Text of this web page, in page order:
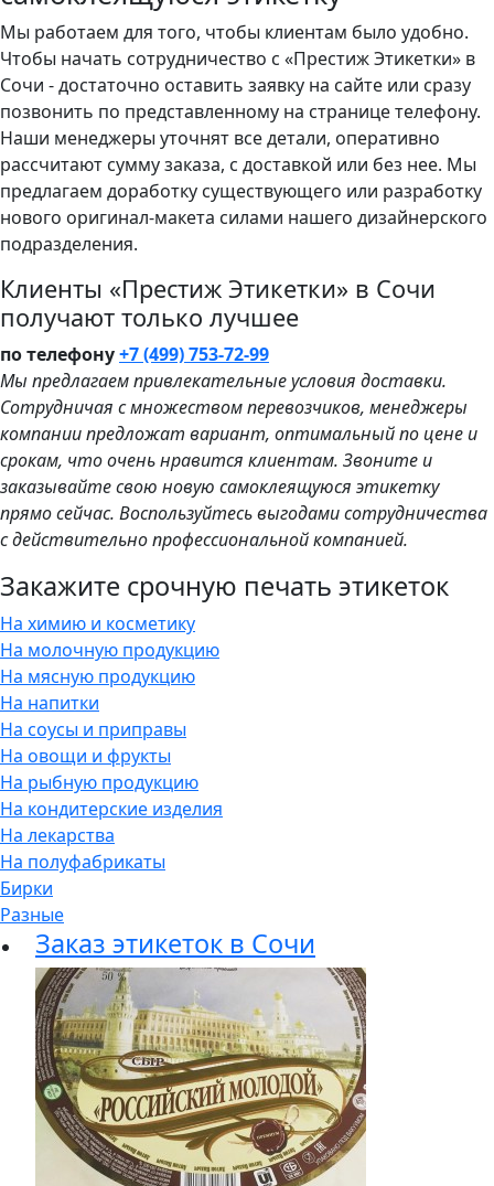
Мы работаем для того, чтобы клиентам было удобно.
Чтобы начать сотрудничество с «Престиж Этикетки» в
Сочи - достаточно оставить заявку на сайте или сразу
позвонить по представленному на странице телефону.
Наши менеджеры уточнят все детали, оперативно
рассчитают сумму заказа, с доставкой или без нее. Мы
предлагаем доработку существующего или разработку
нового оригинал-макета силами нашего дизайнерского
подразделения.
Клиенты «Престиж Этикетки» в Сочи
получают только лучшее
по телефону+7 (499) 753-72-99
Мы предлагаем привлекательные условия доставки.
Сотрудничая с множеством перевозчиков, менеджеры
компании предложат вариант, оптимальный по цене и
срокам, что очень нравится клиентам. Звоните и
заказывайте свою новую самоклеящуюся этикетку
прямо сейчас. Воспользуйтесь выгодами сотрудничества
с действительно профессиональной компанией.
Закажите срочную печать этикеток
На химию и косметику
На молочную продукцию
На мясную продукцию
На напитки
На соусы и приправы
На овощи и фрукты
На рыбную продукцию
На кондитерские изделия
На лекарства
На полуфабрикаты
Бирки
Разные
Заказ этикеток в Сочи